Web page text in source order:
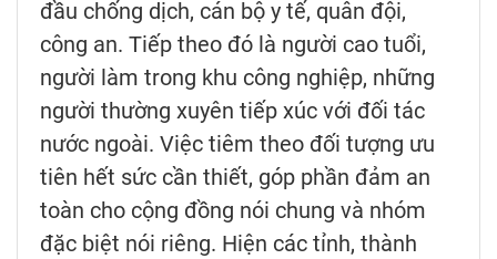
đầu chống dịch, cán bộ y tế, quân đội,
công an. Tiếp theo đó là người cao tuổi,
người làm trong khu công nghiệp, những
người thường xuyên tiếp xúc với đối tác
nước ngoài. Việc tiêm theo đối tượng ưu
tiên hết sức cần thiết, góp phần đảm an
toàn cho cộng đồng nói chung và nhóm
đặc biệt nói riêng. Hiện các tỉnh, thành